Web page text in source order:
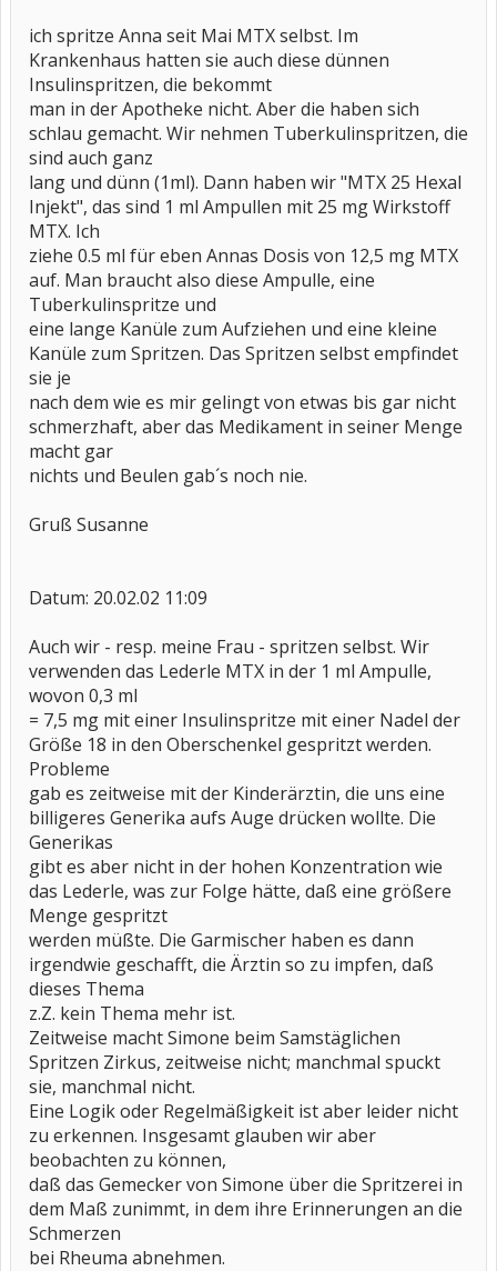
ich spritze Anna seit Mai MTX selbst. Im
Krankenhaus hatten sie auch diese dünnen
Insulinspritzen, die bekommt
man in der Apotheke nicht. Aber die haben sich
schlau gemacht. Wir nehmen Tuberkulinspritzen, die
sind auch ganz
lang und dünn (1ml). Dann haben wir "MTX 25 Hexal
Injekt", das sind 1 ml Ampullen mit 25 mg Wirkstoff
MTX. Ich
ziehe 0.5 ml für eben Annas Dosis von 12,5 mg MTX
auf. Man braucht also diese Ampulle, eine
Tuberkulinspritze und
eine lange Kanüle zum Aufziehen und eine kleine
Kanüle zum Spritzen. Das Spritzen selbst empfindet
sie je
nach dem wie es mir gelingt von etwas bis gar nicht
schmerzhaft, aber das Medikament in seiner Menge
macht gar
nichts und Beulen gab´s noch nie.
Gruß Susanne
Datum: 20.02.02 11:09
Auch wir - resp. meine Frau - spritzen selbst. Wir
verwenden das Lederle MTX in der 1 ml Ampulle,
wovon 0,3 ml
= 7,5 mg mit einer Insulinspritze mit einer Nadel der
Größe 18 in den Oberschenkel gespritzt werden.
Probleme
gab es zeitweise mit der Kinderärztin, die uns eine
billigeres Generika aufs Auge drücken wollte. Die
Generikas
gibt es aber nicht in der hohen Konzentration wie
das Lederle, was zur Folge hätte, daß eine größere
Menge gespritzt
werden müßte. Die Garmischer haben es dann
irgendwie geschafft, die Ärztin so zu impfen, daß
dieses Thema
z.Z. kein Thema mehr ist.
Zeitweise macht Simone beim Samstäglichen
Spritzen Zirkus, zeitweise nicht; manchmal spuckt
sie, manchmal nicht.
Eine Logik oder Regelmäßigkeit ist aber leider nicht
zu erkennen. Insgesamt glauben wir aber
beobachten zu können,
daß das Gemecker von Simone über die Spritzerei in
dem Maß zunimmt, in dem ihre Erinnerungen an die
Schmerzen
bei Rheuma abnehmen.